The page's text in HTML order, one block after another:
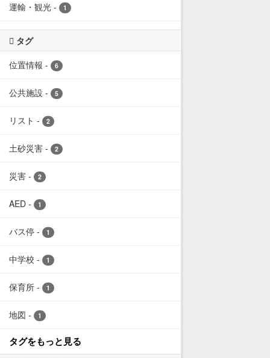
運輸・観光 - 1
タグ
位置情報 - 6
公共施設 - 5
リスト - 2
土砂災害 - 2
災害 - 2
AED - 1
バス停 - 1
中学校 - 1
保育所 - 1
地図 - 1
タグをもっと見る